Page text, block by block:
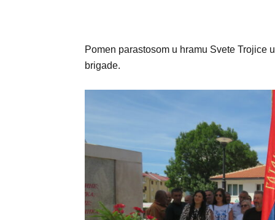
Pomen parastosom u hramu Svete
brigade.